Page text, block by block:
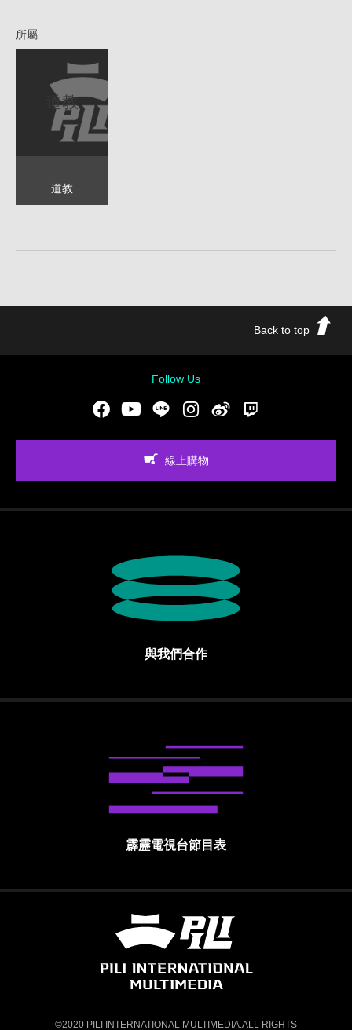
所屬
道教
道教
Back to top
Follow Us
FacebookYoutubeLINE Instgram新浪微博
線上購物
與我們合作
霹靂電視台節目表
霹靂國際多媒體股份有限公司 PILI
©2020 PILI INTERNATIONAL MULTIMEDIA.ALL RIGHTS